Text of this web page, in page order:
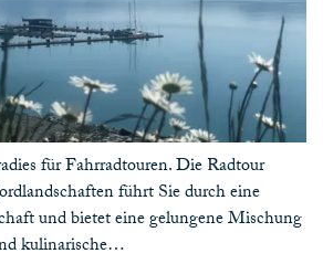
für Fahrradtouren. Die Radtour
führt Sie durch eine
und bietet eine gelungene Mischung
kulinarische…